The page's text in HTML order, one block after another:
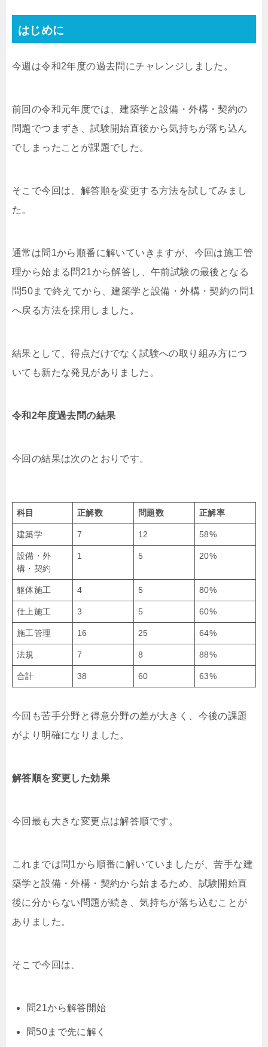
はじめに
今週は令和2年度の過去問にチャレンジしました。
前回の令和元年度では、建築学と設備・外構・契約の
問題でつまずき、試験開始直後から気持ちが落ち込ん
でしまったことが課題でした。
そこで今回は、解答順を変更する方法を試してみまし
た。
通常は問1から順番に解いていきますが、今回は施工管
理から始まる問21から解答し、午前試験の最後となる
問50まで終えてから、建築学と設備・外構・契約の問1
へ戻る方法を採用しました。
結果として、得点だけでなく試験への取り組み方につ
いても新たな発見がありました。
令和2年度過去問の結果
今回の結果は次のとおりです。
科目 正解数 問題数 正解率
建築学 7 12 58%
設備・外
構・契約
1 5 20%
躯体施工 4 5 80%
仕上施工 3 5 60%
施工管理 16 25 64%
法規 7 8 88%
合計 38 60 63%
今回も苦手分野と得意分野の差が大きく、今後の課題
がより明確になりました。
解答順を変更した効果
今回最も大きな変更点は解答順です。
これまでは問1から順番に解いていましたが、苦手な建
築学と設備・外構・契約から始まるため、試験開始直
後に分からない問題が続き、気持ちが落ち込むことが
ありました。
そこで今回は、
問21から解答開始
問50まで先に解く